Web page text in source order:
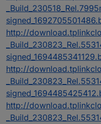
http://
http://
http://